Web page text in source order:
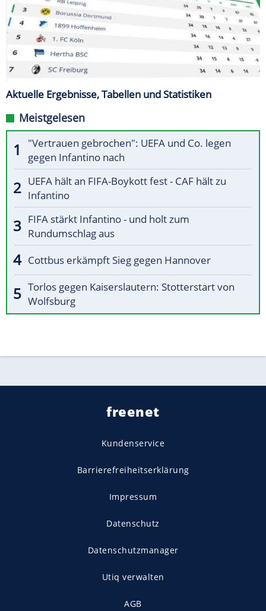
Aktuelle Ergebnisse, Tabellen und Statistiken
Meistgelesen
"Vertrauen gebrochen": UEFA und Co. legen
gegen Infantino nach
UEFA hält an FIFA-Boykott fest - CAF hält zu
Infantino
FIFA stärkt Infantino - und holt zum
Rundumschlag aus
Cottbus erkämpft Sieg gegen Hannover
Torlos gegen Kaiserslautern: Stotterstart von
Wolfsburg
freenet
Kundenservice
Barrierefreiheitserklärung
Impressum
Datenschutz
Datenschutzmanager
Utiq verwalten
AGB